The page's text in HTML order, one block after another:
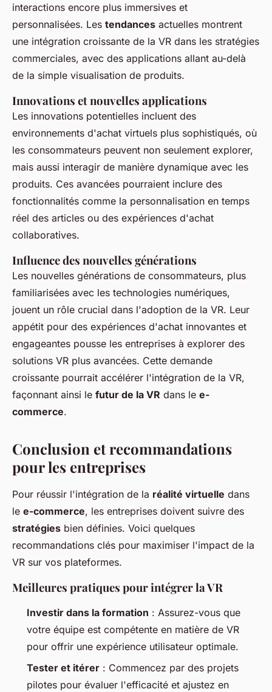
interactions encore plus immersives et
personnalisées. Les tendances actuelles montrent
une intégration croissante de la VR dans les stratégies
commerciales, avec des applications allant au-delà
de la simple visualisation de produits.
Innovations et nouvelles applications
Les innovations potentielles incluent des
environnements d'achat virtuels plus sophistiqués, où
les consommateurs peuvent non seulement explorer,
mais aussi interagir de manière dynamique avec les
produits. Ces avancées pourraient inclure des
fonctionnalités comme la personnalisation en temps
réel des articles ou des expériences d'achat
collaboratives.
Influence des nouvelles générations
Les nouvelles générations de consommateurs, plus
familiarisées avec les technologies numériques,
jouent un rôle crucial dans l'adoption de la VR. Leur
appétit pour des expériences d'achat innovantes et
engageantes pousse les entreprises à explorer des
solutions VR plus avancées. Cette demande
croissante pourrait accélérer l'intégration de la VR,
façonnant ainsi le futur de la VR dans le e-
commerce.
Conclusion et recommandations
pour les entreprises
Pour réussir l'intégration de la réalité virtuelle dans
le e-commerce, les entreprises doivent suivre des
stratégies bien définies. Voici quelques
recommandations clés pour maximiser l'impact de la
VR sur vos plateformes.
Meilleures pratiques pour intégrer la VR
Investir dans la formation : Assurez-vous que
votre équipe est compétente en matière de VR
pour offrir une expérience utilisateur optimale.
Tester et itérer : Commencez par des projets
pilotes pour évaluer l'efficacité et ajustez en